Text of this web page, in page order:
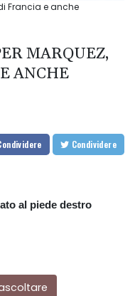
Francia e anche
MARQUEZ,
ANCHE
Condividere
al piede destro